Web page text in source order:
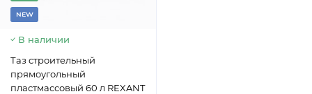
NEW
В наличии
Таз строительный
прямоугольный
пластмассовый 60 л REXANT